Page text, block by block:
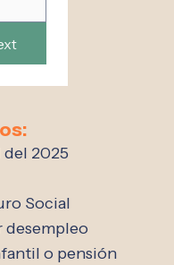
2025
Social
o pensión